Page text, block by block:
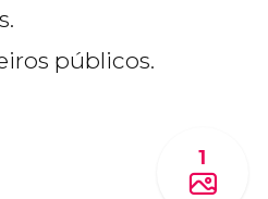
públicos.
1